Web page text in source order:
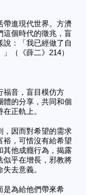
帶進現代世界。方濟
這個時代的徵兆，盲
說：「我已經做了自
（《薛二》214）
福音，盲目模仿方
體的分享，共同和個
正軌上。
，因而對希望的需求
裕，可惜沒有給希望
其他成癮行為，揭露
似乎在增長，邪教將
去意義。
是為給他們帶來希